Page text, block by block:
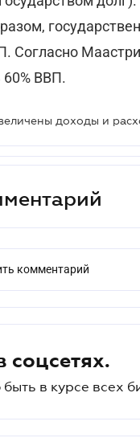
Согласно
ВВП.
доходы и
комментарий
соцсетях.
в курсе всех